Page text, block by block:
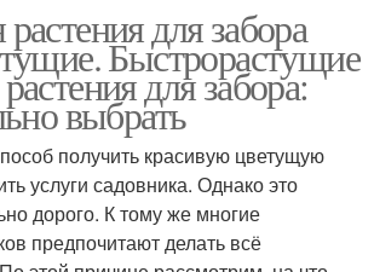
для забора
Быстрорастущие
для забора:
выбрать
получить красивую цветущую
услуги садовника. Однако это
дорого. К тому же многие
предпочитают делать всё